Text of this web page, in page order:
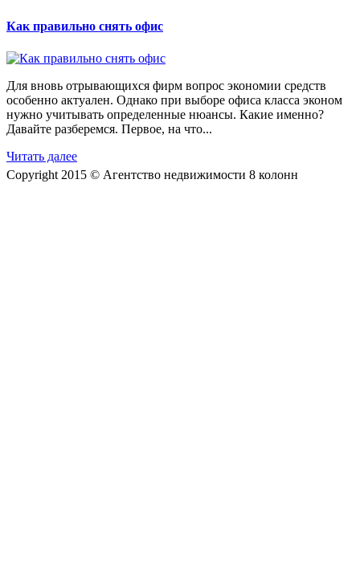
Как правильно снять офис
Для вновь отрывающихся фирм вопрос экономии средств
особенно актуален. Однако при выборе офиса класса эконом
нужно учитывать определенные нюансы. Какие именно?
Давайте разберемся. Первое, на что...
Читать далее
Copyright 2015 © Агентство недвижимости 8 колонн